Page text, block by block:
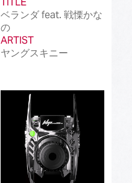
ベランダ feat. 戦慄かな
の
ARTIST
ヤングスキニー